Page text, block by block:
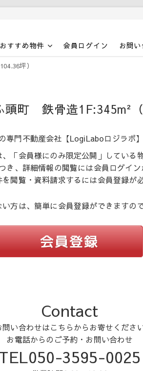
すすめ物件 会員ログイン お問
坪）
町 鉄骨造1F:345m²（
専門不動産会社【LogiLaboロジラボ
、「会員様にのみ限定公開」している
き、詳細情報の閲覧には会員ログイン
閲覧・資料請求するには会員登録が必
方は、簡単に会員登録ができますの
Contact
問い合わせはこちらからお寄せくださ
お電話からのご予約・お問い合わせ
3595-0025